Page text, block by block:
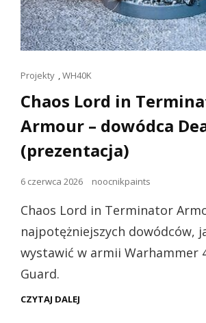
Linki
dla
kotów
Projekty ,WH40K
Chaos Lord in
Armour – dowódca
(prezentacja)
Opublikowano
6 czerwca 2026 noocnikpaints
Chaos Lord in Terminator
najpotężniejszych dowódców,
wystawić w armii Warhammer
Guard.
CZYTAJ DALEJ